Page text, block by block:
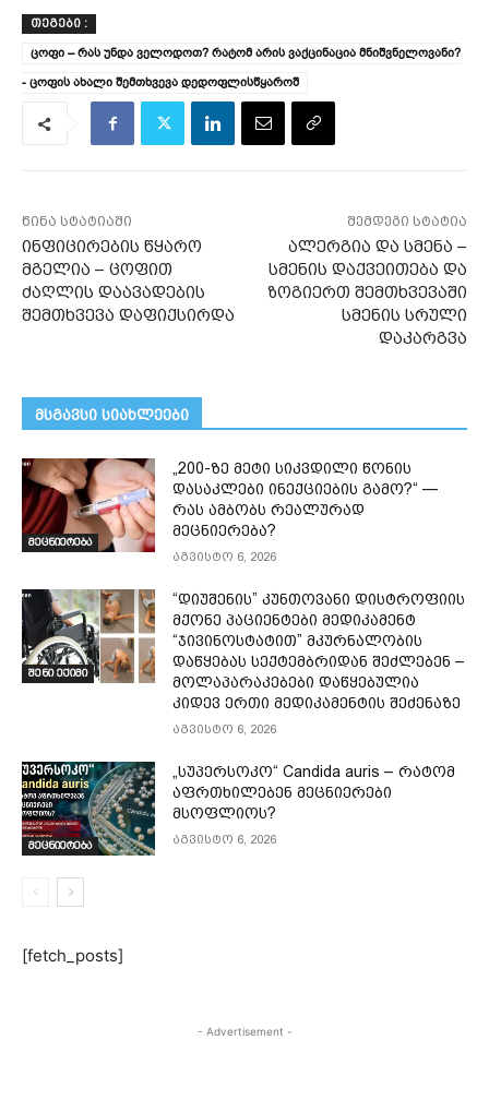
ᲗᲔᲒᲔᲑᲘ :
ცოფი – რას უნდა ველოდოთ? რატომ არის ვაქცინაცია მნიშვნელოვანი?
- ცოფის ახალი შემთხვევა დედოფლისწყაროშ
წინა სტატიაში
ინფიცირების წყარო
მგელია – ცოფით
ძაღლის დაავადების
შემთხვევა დაფიქსირდა
შემდეგი სტატია
ალერგია და სმენა –
სმენის დაქვეითება და
ზოგიერთ შემთხვევაში
სმენის სრული
დაკარგვა
მსგავსი სიახლეები
მეცნიერება
„200-ზე მეტი სიკვდილი წონის
დასაკლები ინექციების გამო?“ —
რას ამბობს რეალურად
მეცნიერება?
აგვისტო 6, 2026
შენი ექიმი
“დიუშენის” კუნთოვანი დისტროფიის
მქონე პაციენტები მედიკამენტ
“ჯივინოსტატით” მკურნალობის
დაწყებას სექტემბრიდან შეძლებენ –
მოლაპარაკებები დაწყებულია
კიდევ ერთი მედიკამენტის შეძენაზე
აგვისტო 6, 2026
მეცნიერება
„სუპერსოკო“ Candida auris – რატომ
აფრთხილებენ მეცნიერები
მსოფლიოს?
აგვისტო 6, 2026
[fetch_posts]
- Advertisement -